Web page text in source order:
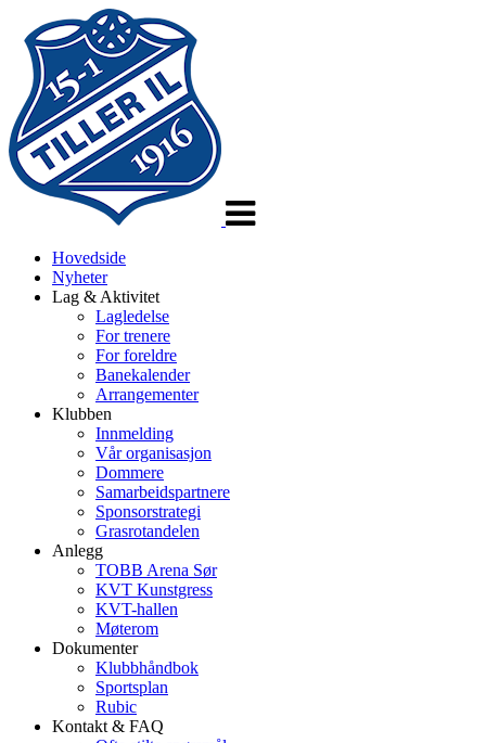
Hovedside
Nyheter
Lag & Aktivitet
Lagledelse
For trenere
For foreldre
Banekalender
Arrangementer
Klubben
Innmelding
Vår organisasjon
Dommere
Samarbeidspartnere
Sponsorstrategi
Grasrotandelen
Anlegg
TOBB Arena Sør
KVT Kunstgress
KVT-hallen
Møterom
Dokumenter
Klubbhåndbok
Sportsplan
Rubic
Kontakt & FAQ